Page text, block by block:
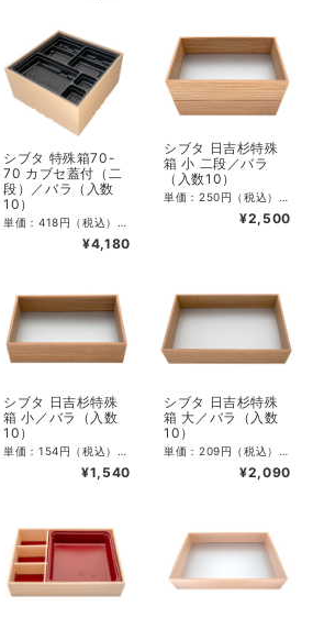
シブタ 特殊箱70-
70 カブセ蓋付（二
段）／バラ（入数
10）
¥4,180
シブタ 日吉杉特殊
箱 小 二段／バラ
（入数10）
¥2,500
シブタ 日吉杉特殊
箱 小／バラ（入数
10）
¥1,540
シブタ 日吉杉特殊
箱 大／バラ（入数
10）
¥2,090